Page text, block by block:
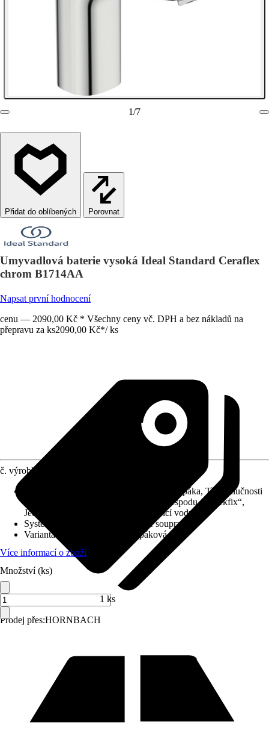
1/7
Porovnat
Umyvadlová baterie vysoká Ideal Standard Ceraflex
chrom B1714AA
Napsat první hodnocení
cenu — 2090,00 Kč * Všechny ceny vč. DPH a bez nákladů na
přepravu za ks2090,00 Kč*/ ks
Prodej přes:HORNBACH
č. výrobku
Kovová ovládací páka, Třída hlučnosti
I, Keramická kartuše, Rychlá montáž zespodu „Quickfix“,
Jednopáková směšovací baterie, Šetřící vodu
Systém vypouštění
Bez odtokové soupravy
Varianta
Umyvadlová baterie páková
Více informací o zboží
Množství (ks)
1 ks